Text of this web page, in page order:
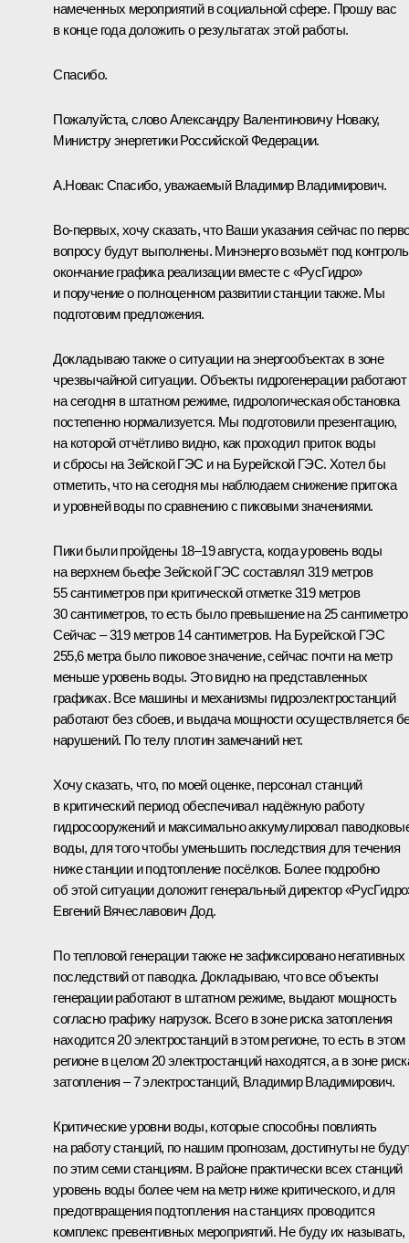
намеченных мероприятий в социальной сфере. Прошу вас
в конце года доложить о результатах этой работы.
Спасибо.
Пожалуйста, слово Александру Валентиновичу Новаку,
Министру энергетики Российской Федерации.
А.Новак: Спасибо, уважаемый Владимир Владимирович.
Во‑первых, хочу сказать, что Ваши указания сейчас по
вопросу будут выполнены. Минэнерго возьмёт под контроль
окончание графика реализации вместе с «РусГидро»
и поручение о полноценном развитии станции также. Мы
подготовим предложения.
Докладываю также о ситуации на энергообъектах в зоне
чрезвычайной ситуации. Объекты гидрогенерации работают
на сегодня в штатном режиме, гидрологическая обстановка
постепенно нормализуется. Мы подготовили презентацию,
на которой отчётливо видно, как проходил приток воды
и сбросы на Зейской ГЭС и на Бурейской ГЭС. Хотел бы
отметить, что на сегодня мы наблюдаем снижение притока
и уровней воды по сравнению с пиковыми значениями.
Пики были пройдены 18–19 августа, когда уровень воды
на верхнем бьефе Зейской ГЭС составлял 319 метров
55 сантиметров при критической отметке 319 метров
30 сантиметров, то есть было превышение на 25
Сейчас – 319 метров 14 сантиметров. На Бурейской ГЭС
255,6 метра было пиковое значение, сейчас почти на метр
меньше уровень воды. Это видно на представленных
графиках. Все машины и механизмы гидроэлектростанций
работают без сбоев, и выдача мощности осуществляется
нарушений. По телу плотин замечаний нет.
Хочу сказать, что, по моей оценке, персонал станций
в критический период обеспечивал надёжную работу
гидросооружений и максимально аккумулировал
воды, для того чтобы уменьшить последствия для течения
ниже станции и подтопление посёлков. Более подробно
об этой ситуации доложит генеральный директор
Евгений Вячеславович Дод.
По тепловой генерации также не зафиксировано негативных
последствий от паводка. Докладываю, что все объекты
генерации работают в штатном режиме, выдают мощность
согласно графику нагрузок. Всего в зоне риска затопления
находится 20 электростанций в этом регионе, то есть в этом
регионе в целом 20 электростанций находятся, а в зоне
затопления – 7 электростанций, Владимир Владимирович.
Критические уровни воды, которые способны повлиять
на работу станций, по нашим прогнозам, достигнуты не
по этим семи станциям. В районе практически всех станций
уровень воды более чем на метр ниже критического, и для
предотвращения подтопления на станциях проводится
комплекс превентивных мероприятий. Не буду их называть,